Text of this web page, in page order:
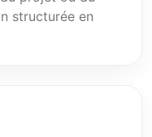
structurée en